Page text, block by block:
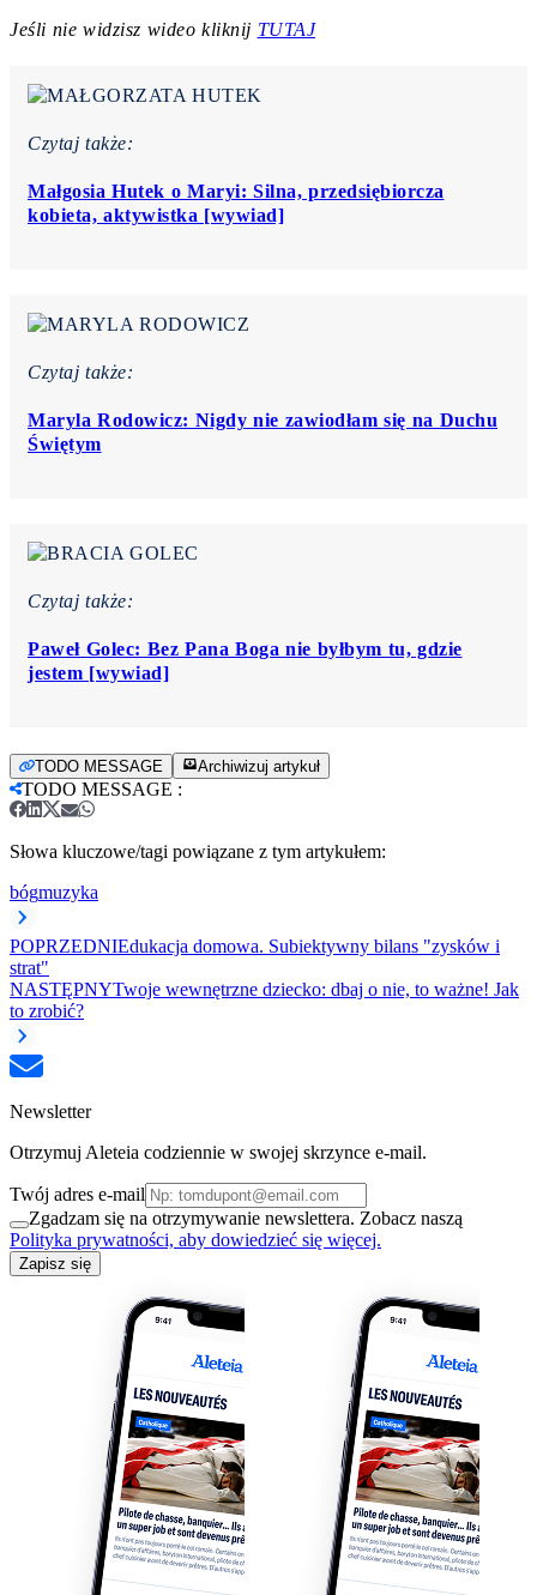
Jeśli nie widzisz wideo kliknij TUTAJ
Czytaj także:
Małgosia Hutek o Maryi: Silna, przedsiębiorcza
kobieta, aktywistka [wywiad]
Czytaj także:
Maryla Rodowicz: Nigdy nie zawiodłam się na Duchu
Świętym
Czytaj także:
Paweł Golec: Bez Pana Boga nie byłbym tu, gdzie
jestem [wywiad]
TODO MESSAGE Archiwizuj artykuł
TODO MESSAGE :
Słowa kluczowe/tagi powiązane z tym artykułem:
bógmuzyka
POPRZEDNIEdukacja domowa. Subiektywny bilans "zysków i
strat"
NASTĘPNYTwoje wewnętrzne dziecko: dbaj o nie, to ważne! Jak
to zrobić?
Newsletter
Otrzymuj Aleteia codziennie w swojej skrzynce e-mail.
Twój adres e-mail
Zgadzam się na otrzymywanie newslettera. Zobacz naszą
Polityka prywatności, aby dowiedzieć się więcej.
Zapisz się